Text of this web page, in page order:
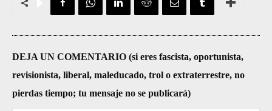
DEJA UN COMENTARIO (si eres fascista, oportunista,
revisionista, liberal, maleducado, trol o extraterrestre, no
pierdas tiempo; tu mensaje no se publicará)